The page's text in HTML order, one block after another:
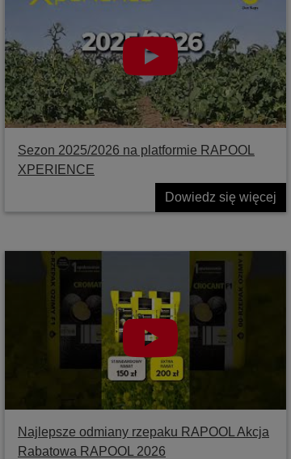
Sezon 2025/2026 na platformie RAPOOL
XPERIENCE
Dowiedz się więcej
Najlepsze odmiany rzepaku RAPOOL Akcja
Rabatowa RAPOOL 2026